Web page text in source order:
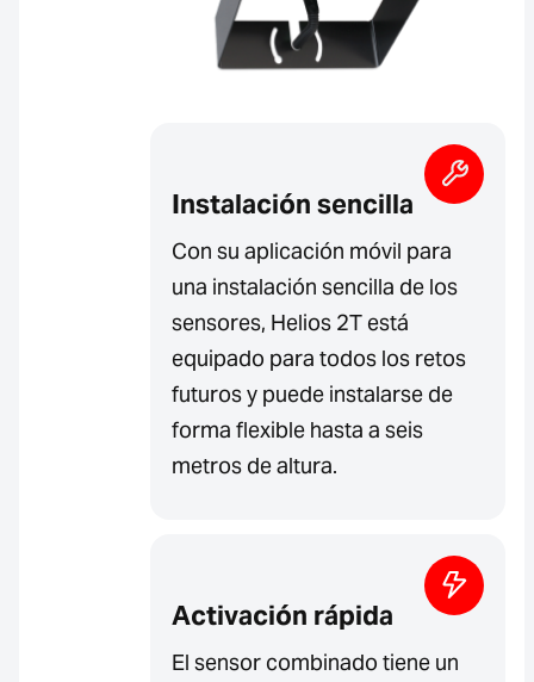
Instalación sencilla
Con su aplicación móvil para
una instalación sencilla de los
sensores, Helios 2T está
equipado para todos los retos
futuros y puede instalarse de
forma flexible hasta a seis
metros de altura.
Activación rápida
El sensor combinado tiene un